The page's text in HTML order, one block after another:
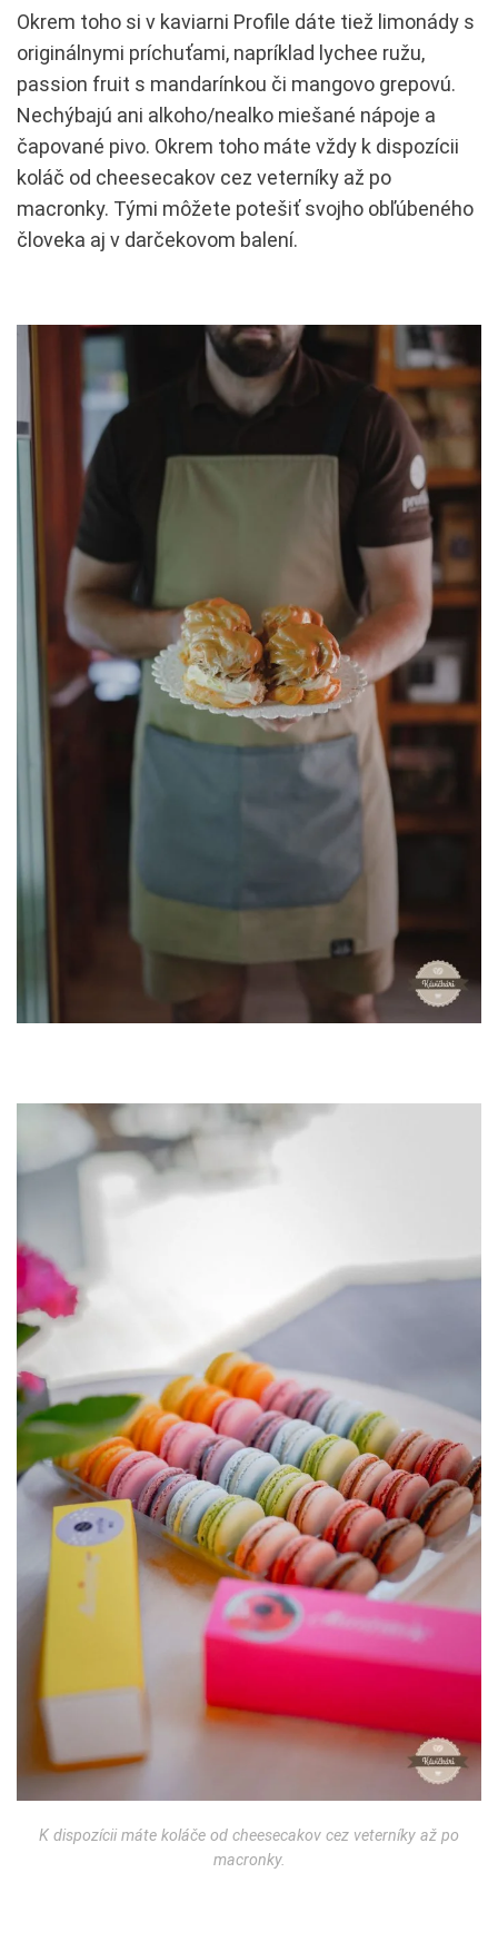
Okrem toho si v kaviarni Profile dáte tiež limonády s
originálnymi príchuťami, napríklad lychee ružu,
passion fruit s mandarínkou či mangovo grepovú.
Nechýbajú ani alkoho/nealko miešané nápoje a
čapované pivo. Okrem toho máte vždy k dispozícii
koláč od cheesecakov cez veterníky až po
macronky. Tými môžete potešiť svojho obľúbeného
človeka aj v darčekovom balení.
K dispozícii máte koláče od cheesecakov cez veterníky až po
macronky.